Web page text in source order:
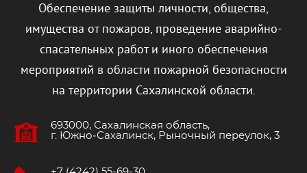
Обеспечение защиты личности, общества,
имущества от пожаров, проведение аварийно-
спасательных работ и иного обеспечения
мероприятий в области пожарной безопасности
на территории Сахалинской области.
693000, Сахалинская область,
г. Южно‐Сахалинск, Рыночный переулок, 3